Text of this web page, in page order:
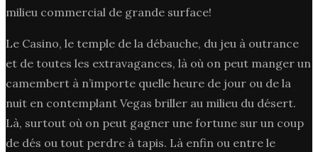
milieu commercial de grande surface!
Le Casino, le temple de la débauche, du jeu à outrance
et de toutes les extravagances, là où on peut manger un
camembert à n’importe quelle heure de jour ou de la
nuit en contemplant Vegas briller au milieu du désert.
Là, surtout où on peut gagner une fortune sur un coup
de dés ou tout perdre à tapis. Là enfin ou entre le